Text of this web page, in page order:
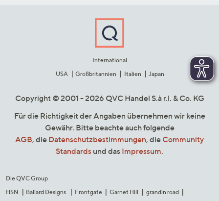
International
USA
Großbritannien Italien Japan
Copyright © 2001 - 2026 QVC Handel S.à r.l. & Co. KG
Für die Richtigkeit der Angaben übernehmen wir keine
Gewähr. Bitte beachte auch folgende
AGB, die Datenschutzbestimmungen, die Community
Standards und das Impressum.
Die QVC Group
HSN
Ballard Designs Frontgate Garnet Hill
grandin road